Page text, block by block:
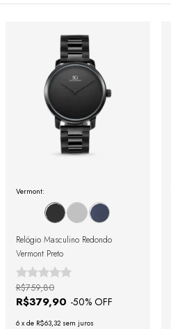
Vermont:
Relógio Masculino Redondo
Vermont Preto
R$379,90 -50% OFF
R$759,80
6 x de R$63,32 sem juros